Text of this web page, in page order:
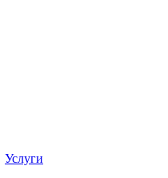
Услуги